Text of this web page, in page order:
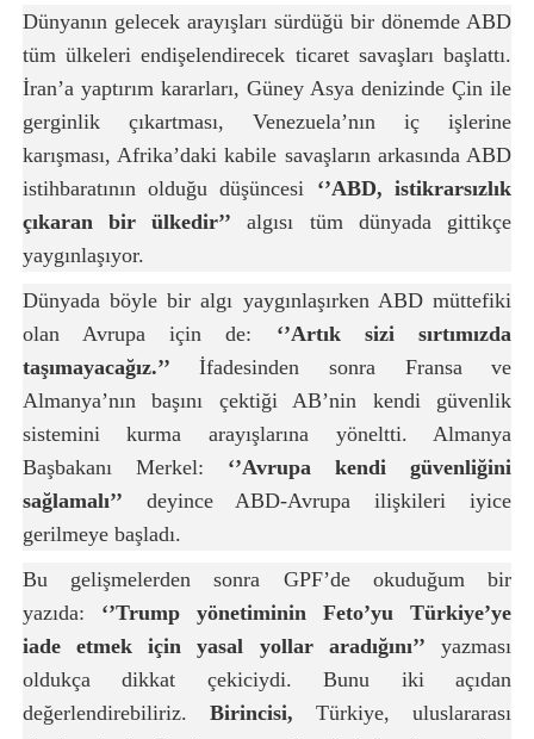
Dünyanın gelecek arayışları sürdüğü bir dönemde ABD
tüm ülkeleri endişelendirecek ticaret savaşları başlattı.
İran’a yaptırım kararları, Güney Asya denizinde Çin ile
gerginlik çıkartması, Venezuela’nın iç işlerine
karışması, Afrika’daki kabile savaşların arkasında ABD
istihbaratının olduğu düşüncesi ‘’ABD, istikrarsızlık
çıkaran bir ülkedir’’algısı tüm dünyada gittikçe
yaygınlaşıyor.
Dünyada böyle bir algı yaygınlaşırken ABD müttefiki
olan Avrupa için de: ‘’Artık sizi sırtımızda
taşımayacağız.’’İfadesinden sonra Fransa ve
Almanya’nın başını çektiği AB’nin kendi güvenlik
sistemini kurma arayışlarına yöneltti. Almanya
Başbakanı Merkel: ‘’Avrupa kendi güvenliğini
sağlamalı’’ deyince ABD-Avrupa ilişkileri iyice
gerilmeye başladı.
Bu gelişmelerden sonra GPF’de okuduğum bir
yazıda: ‘’Trump yönetiminin Feto’yu Türkiye’ye
iade etmek için yasal yollar aradığını’’yazması
oldukça dikkat çekiciydi. Bunu iki açıdan
değerlendirebiliriz. Birincisi, Türkiye, uluslararası